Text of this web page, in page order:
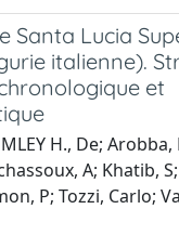
Santa Lucia
italienne).
et
H., De; Arobba,
A; Khatib,
P; Tozzi, Carlo;